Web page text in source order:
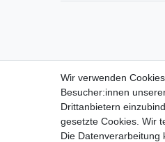
Wir verwenden
Besucher:innen
Drittanbietern
gesetzte Cookies. Wir
Die Datenverarbeitung